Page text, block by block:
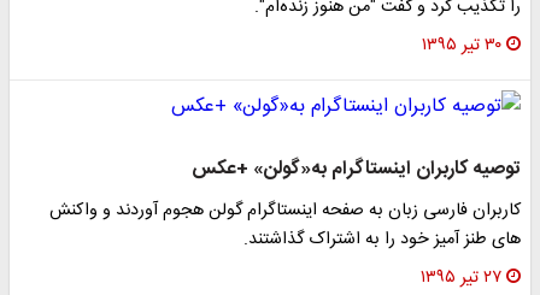
را تکذیب کرد و گفت "من هنوز زنده‌ام".
۳۰ تیر ۱۳۹۵
توصیه کاربران اینستاگرام به«گولن» +عکس
کاربران فارسی زبان به صفحه اینستاگرام گولن هجوم آوردند و واکنش
های طنز آمیز خود را به اشتراک گذاشتند.
۲۷ تیر ۱۳۹۵